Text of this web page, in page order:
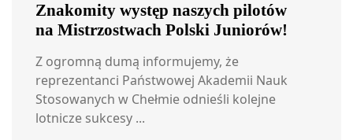
Znakomity występ naszych pilotów
na Mistrzostwach Polski Juniorów!
Z ogromną dumą informujemy, że
reprezentanci Państwowej Akademii Nauk
Stosowanych w Chełmie odnieśli kolejne
lotnicze sukcesy ...